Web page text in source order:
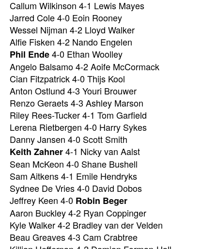
Callum Wilkinson 4-1 Lewis Mayes
Jarred Cole 4-0 Eoin Rooney
Wessel Nijman 4-2 Lloyd Walker
Alfie Fisken 4-2 Nando Engelen
Phil Ende4-0 Ethan Woolley
Angelo Balsamo 4-2 Aoife McCormack
Cian Fitzpatrick 4-0 Thijs Kool
Anton Ostlund 4-3 Youri Brouwer
Renzo Geraets 4-3 Ashley Marson
Riley Rees-Tucker 4-1 Tom Garfield
Lerena Rietbergen 4-0 Harry Sykes
Danny Jansen 4-0 Scott Smith
Keith Zahner4-1 Nicky van Aalst
Sean McKeon 4-0 Shane Bushell
Sam Aitkens 4-1 Emile Hendryks
Sydnee De Vries 4-0 David Dobos
Jeffrey Keen 4-0 Robin Beger
Aaron Buckley 4-2 Ryan Coppinger
Kyle Walker 4-2 Bradley van der Velden
Beau Greaves 4-3 Cam Crabtree